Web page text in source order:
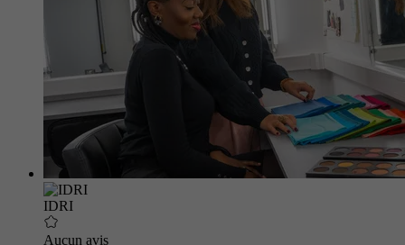
IDRI
Aucun avis